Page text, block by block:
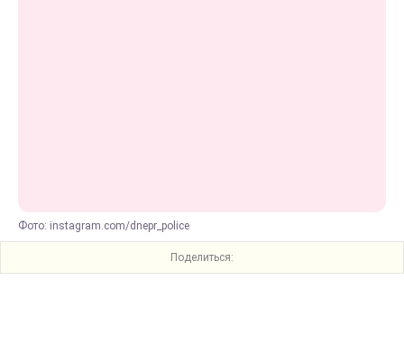
Фото: instagram.com/dnepr_police
Поделиться: